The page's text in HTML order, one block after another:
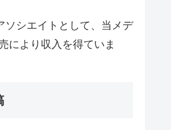
シエイトとして、当メデ
により収入を得ていま